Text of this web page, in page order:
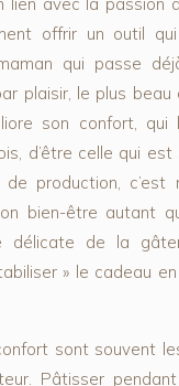
offrir un outil
qui passe
plaisir, le plus
son confort, qui
d’être celle qui
de production, c’est
bien-être autant
délicate de la
» le cadeau
sont souvent
Pâtisser